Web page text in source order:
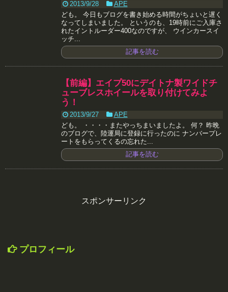
2013/9/28
APE
ども。 今日もブログを書き始める時間がちょいと遅く
なってしまいました。 というのも、19時前にご入庫さ
れたイントルーダー400なのですが、 ウインカースイ
ッチ...
記事を読む
【前編】エイプ50にデイトナ製ワイドチ
ューブレスホイールを取り付けてみよ
う！
2013/9/27
APE
ども。 ・・・・またやっちまいましたよ。 何？ 昨晩
のブログで、陸運局に登録に行ったのに ナンバープレ
ートをもらってくるの忘れた...
記事を読む
スポンサーリンク
プロフィール